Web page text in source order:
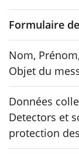
Formulaire
Nom,
Objet du
Données
Detectors et
protection